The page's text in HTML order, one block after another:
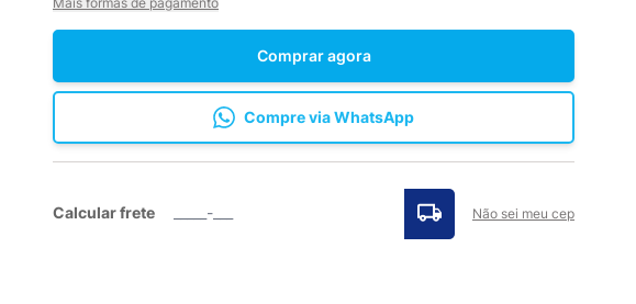
Comprar agora
Compre via WhatsApp
Calcular frete Não sei meu cep